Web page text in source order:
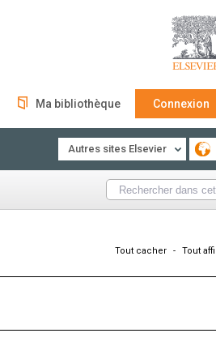
Ma bibliothèque Connexion
Autres sites Elsevier
Tout cacher - Tout